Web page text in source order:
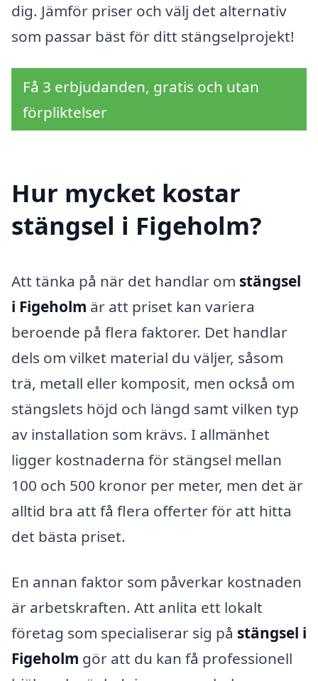
dig. Jämför priser och välj det alternativ
som passar bäst för ditt stängselprojekt!
Få 3 erbjudanden, gratis och utan
förpliktelser
Hur mycket kostar
stängsel i Figeholm?
Att tänka på när det handlar om stängsel
i Figeholm är att priset kan variera
beroende på flera faktorer. Det handlar
dels om vilket material du väljer, såsom
trä, metall eller komposit, men också om
stängslets höjd och längd samt vilken typ
av installation som krävs. I allmänhet
ligger kostnaderna för stängsel mellan
100 och 500 kronor per meter, men det är
alltid bra att få flera offerter för att hitta
det bästa priset.
En annan faktor som påverkar kostnaden
är arbetskraften. Att anlita ett lokalt
företag som specialiserar sig på stängsel i
Figeholm gör att du kan få professionell